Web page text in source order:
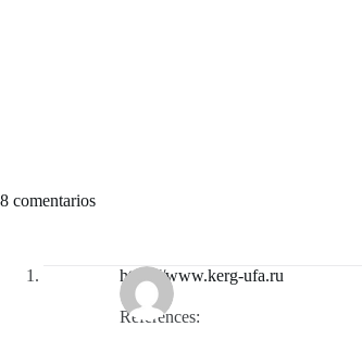
8 comentarios
https://www.kerg-ufa.ru
References: